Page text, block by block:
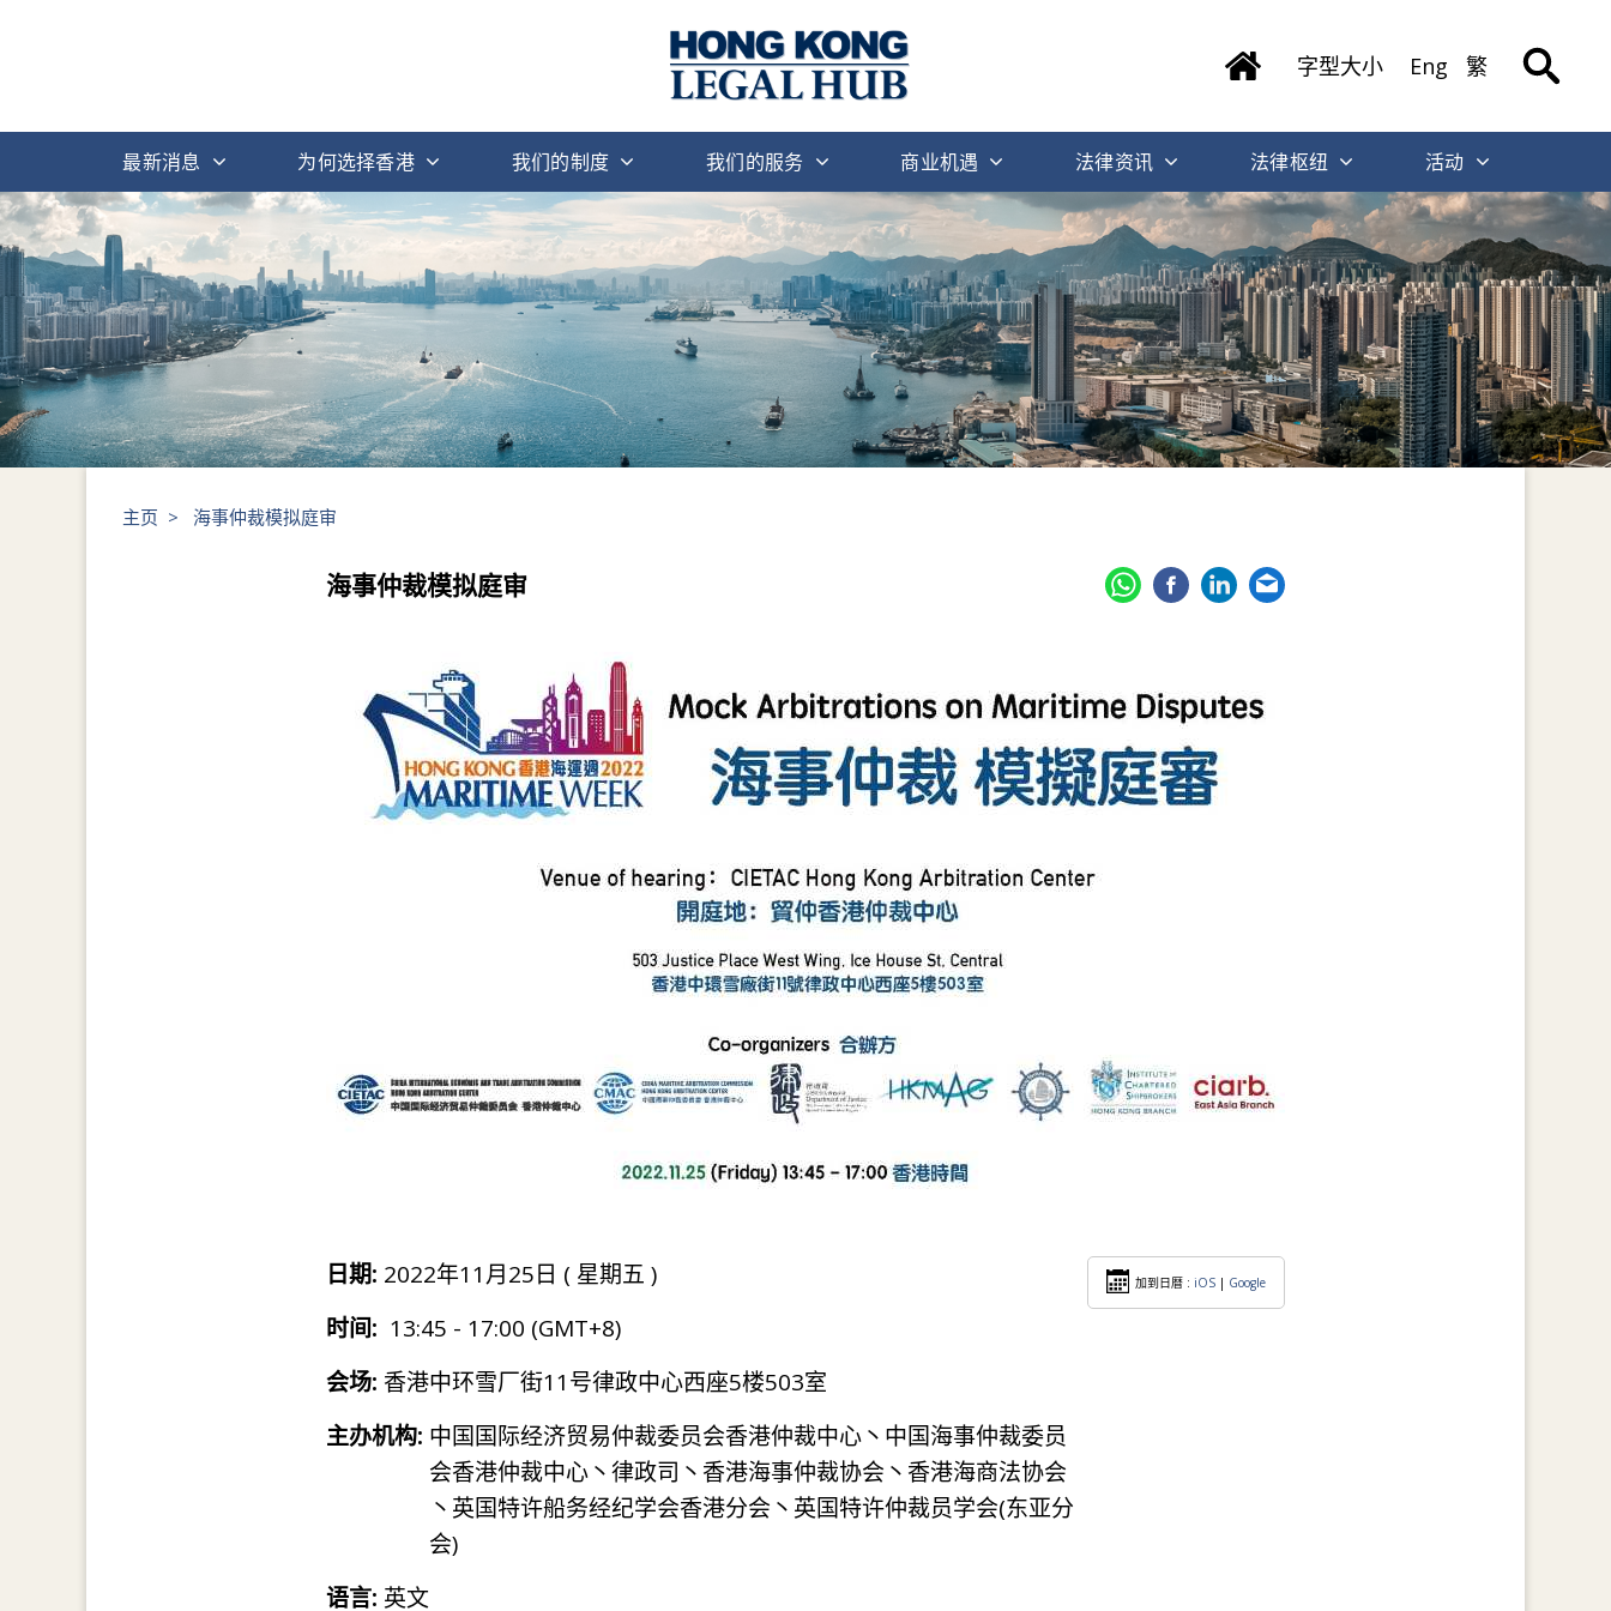
字型大小 Eng 繁
最新消息 为何选择香港 我们的制度 我们的服务 商业机遇 法律资讯 法律枢纽 活动
主页 > 海事仲裁模拟庭审
海事仲裁模拟庭审
日期: 2022年11月25日 ( 星期五 )
时间: 13:45 - 17:00 (GMT+8)
会场: 香港中环雪厂街11号律政中心西座5楼503室
主办机构: 中国国际经济贸易仲裁委员会香港仲裁中心丶中国海事仲裁委员
会香港仲裁中心丶律政司丶香港海事仲裁协会丶香港海商法协会
丶英国特许船务经纪学会香港分会丶英国特许仲裁员学会(东亚分
会)
语言: 英文
加到日暦 : iOS | Google